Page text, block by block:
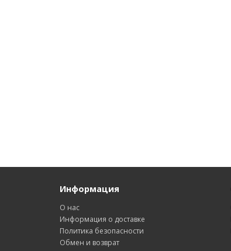
Информация
О нас
Информация о доставке
Политика безопасности
Обмен и возврат